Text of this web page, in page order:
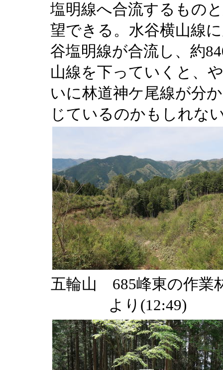
塩明線へ合流するもの
望できる。水谷横山線
谷塩明線が合流し、約
山線を下っていくと、
いに林道神ケ尾線が分
じているのかもしれな
五輪山 685峰東の作業
より(12:49)